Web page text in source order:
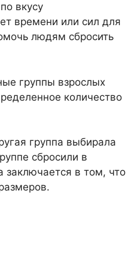
вкусу
времени или сил для
людям сбросить
группы взрослых
количество
группа выбирала
сбросили в
заключается в том, что